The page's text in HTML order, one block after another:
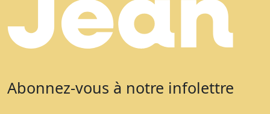
Abonnez-vous à notre infolettre